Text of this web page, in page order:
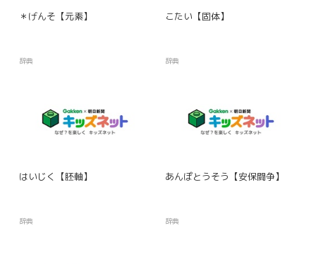
＊げんそ【元素】
辞典
こたい【固体】
辞典
はいじく【胚軸】
辞典
あんぽとうそう【安保闘争】
辞典